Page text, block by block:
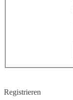
Registrieren